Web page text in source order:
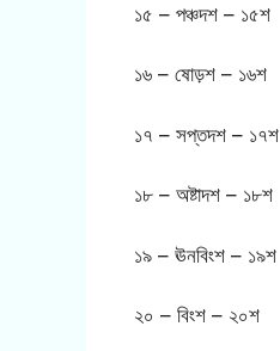
১৫ – পঞ্চদশ – ১৫শ
১৬ – ষোড়শ – ১৬শ
১৭ – সপ্তদশ – ১৭শ
১৮ – অষ্টাদশ – ১৮শ
১৯ – ঊনবিংশ – ১৯শ
২০ – বিংশ – ২০শ